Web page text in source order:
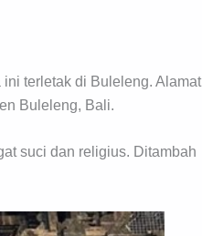
terletak di Buleleng. Alamat
Buleleng, Bali.
suci dan religius. Ditambah